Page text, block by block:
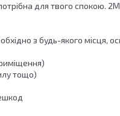
для твого спокою.
з будь-якого місця,
тощо)